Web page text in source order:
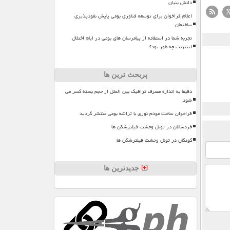
دانش بنیان
اعلام فراخوان برای توسعه فناوری بومی پایش نفوذپذیری
ساختمان
تجربه شما در استفاده از پیامرسان های بومی در ایام اختلال
اینترنت چه طور بود؟
پربحث ترین ها
دقیقا به اندازه مصرف ترافیک بین الملل از حجم بسته کسر می
شود
فراخوان ساخت مودم نوری با تراشه بومی منتشر گردید
خردسالان در تونل وحشت فیلترشکن ها
کودکان در تونل وحشت فیلترشکن ها
جدیدترین ها